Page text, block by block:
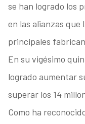
se han logrado los
en las alianzas que
principales
En su vigésimo
logrado aumentar
superar los 14
Como ha